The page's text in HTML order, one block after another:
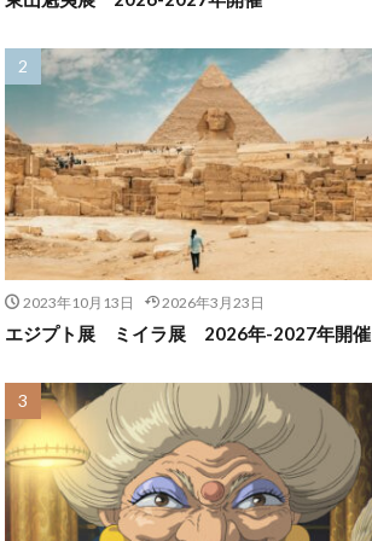
2023年10月13日 2026年3月23日
エジプト展 ミイラ展 2026年-2027年開催